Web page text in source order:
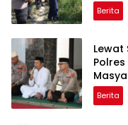
Berita
Lewat
Berita